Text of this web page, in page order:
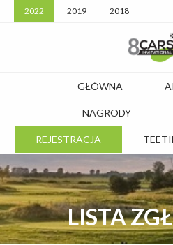
2022 2019 2018
GŁÓWNA
NAGRODY
REJESTRACJA
LISTA